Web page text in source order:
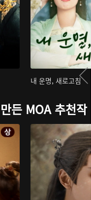
내 운명, 새로고침
든 MOA 추천작